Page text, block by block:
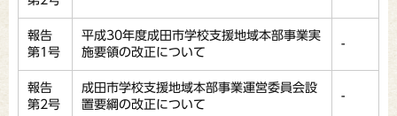
報告
第1号
平成30年度成田市学校支援地域本部事業実
施要領の改正について
-
報告
第2号
成田市学校支援地域本部事業運営委員会設
置要綱の改正について
-